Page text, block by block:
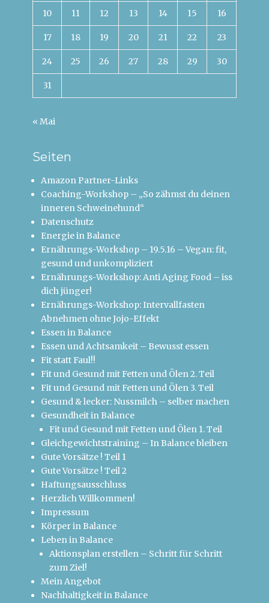
10 11 12 13 14 15 16
17 18 19 20 21 22 23
24 25 26 27 28 29 30
31
« Mai
Seiten
Amazon Partner-Links
Coaching-Workshop – „So zähmst du deinen
inneren Schweinehund“
Datenschutz
Energie in Balance
Ernährungs-Workshop – 19.5.16 – Vegan: fit,
gesund und unkompliziert
Ernährungs-Workshop: Anti Aging Food – iss
dich jünger!
Ernährungs-Workshop: Intervallfasten
Abnehmen ohne Jojo-Effekt
Essen in Balance
Essen und Achtsamkeit – Bewusst essen
Fit statt Faul!!
Fit und Gesund mit Fetten und Ölen 2. Teil
Fit und Gesund mit Fetten und Ölen 3. Teil
Gesund & lecker: Nussmilch – selber machen
Gesundheit in Balance
Fit und Gesund mit Fetten und Ölen 1. Teil
Gleichgewichtstraining – In Balance bleiben
Gute Vorsätze ! Teil 1
Gute Vorsätze ! Teil 2
Haftungsausschluss
Herzlich Willkommen!
Impressum
Körper in Balance
Leben in Balance
Aktionsplan erstellen – Schritt für Schritt
zum Ziel!
Mein Angebot
Nachhaltigkeit in Balance